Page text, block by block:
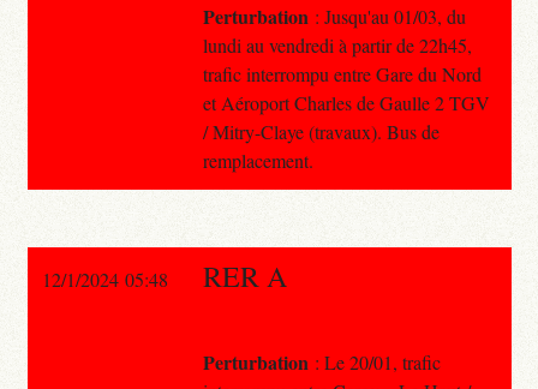
Perturbation : Jusqu'au 01/03, du
lundi au vendredi à partir de 22h45,
trafic interrompu entre Gare du Nord
et Aéroport Charles de Gaulle 2 TGV
/ Mitry-Claye (travaux). Bus de
remplacement.
12/1/2024 05:48 RER A
Perturbation : Le 20/01, trafic